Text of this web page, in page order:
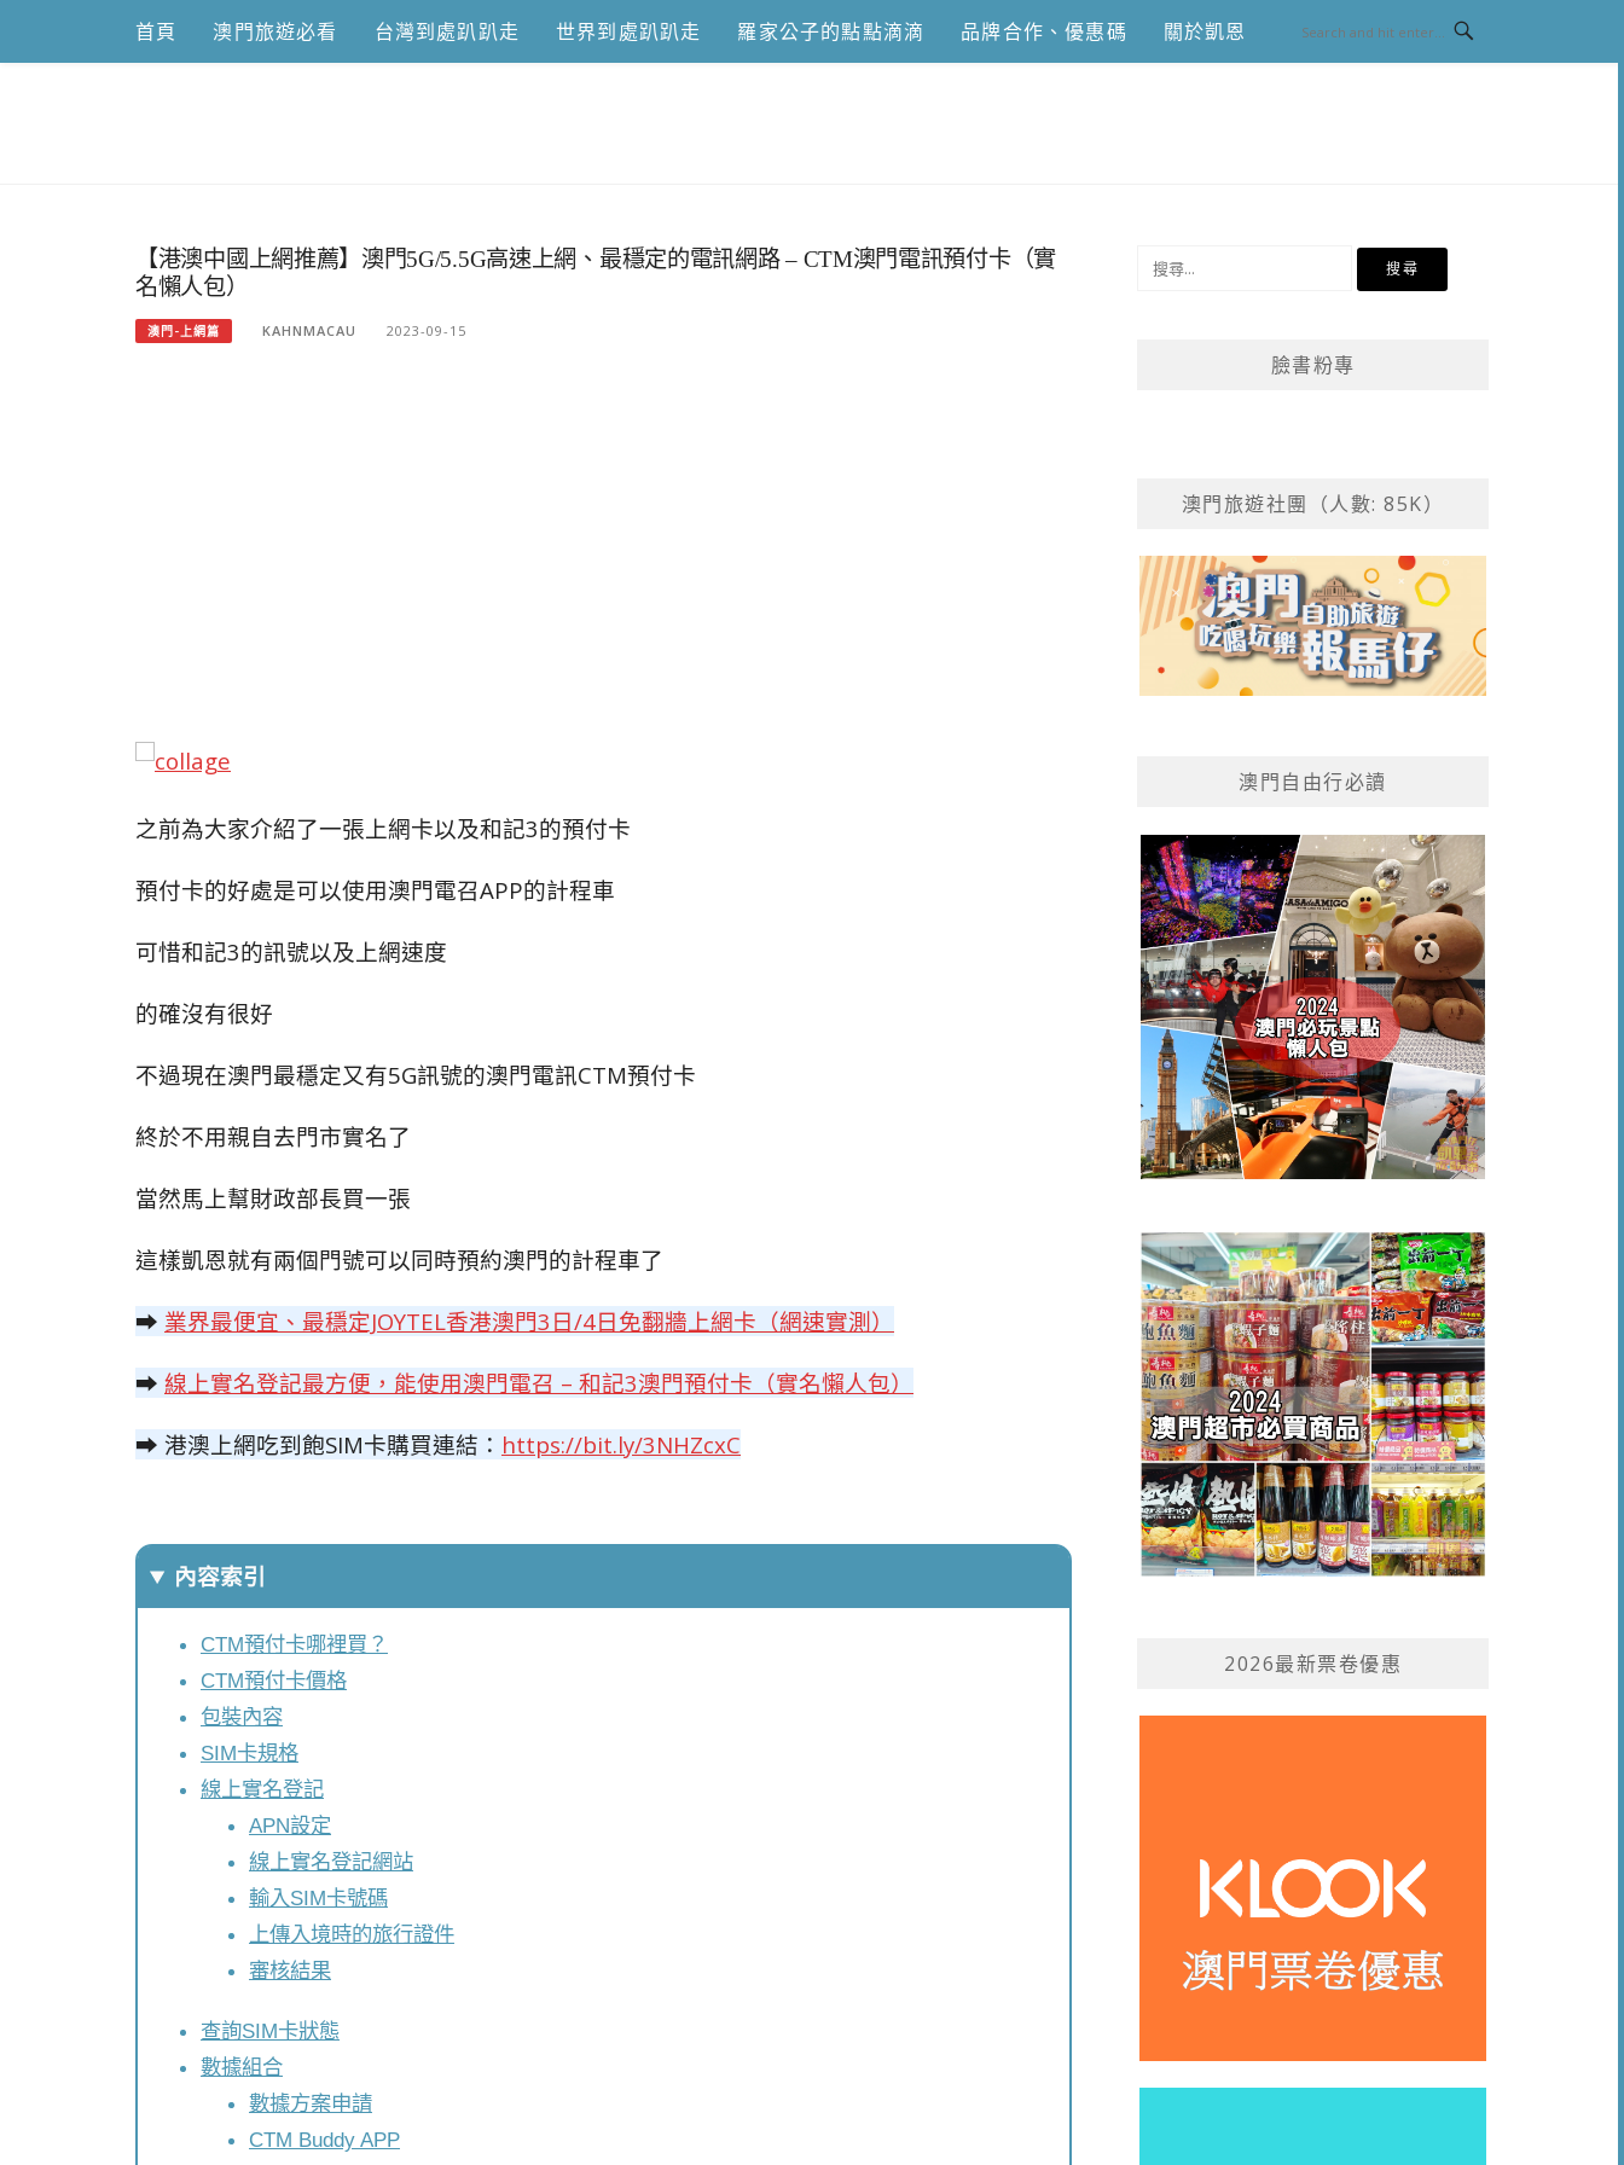
content
首頁 澳門旅遊必看 台灣到處趴趴走 世界到處趴趴走 羅家公子的點點滴滴 品牌合作、優惠碼 關於凱恩
【港澳中國上網推薦】澳門5G/5.5G高速上網、最穩定的電訊網路 – CTM澳門電訊預付卡（實
名懶人包）
澳門-上網篇 KAHNMACAU 2023-09-15
之前為大家介紹了一張上網卡以及和記3的預付卡
預付卡的好處是可以使用澳門電召APP的計程車
可惜和記3的訊號以及上網速度
的確沒有很好
不過現在澳門最穩定又有5G訊號的澳門電訊CTM預付卡
終於不用親自去門市實名了
當然馬上幫財政部長買一張
這樣凱恩就有兩個門號可以同時預約澳門的計程車了
➡ 業界最便宜、最穩定JOYTEL香港澳門3日/4日免翻牆上網卡（網速實測）
➡ 線上實名登記最方便，能使用澳門電召 – 和記3澳門預付卡（實名懶人包）
➡ 港澳上網吃到飽SIM卡購買連結： https://bit.ly/3NHZcxC
內容索引
CTM預付卡哪裡買？
CTM預付卡價格
包裝內容
SIM卡規格
線上實名登記
APN設定
線上實名登記網站
輸入SIM卡號碼
上傳入境時的旅行證件
審核結果
查詢SIM卡狀態
數據組合
數據方案申請
CTM Buddy APP
臉書粉專
澳門旅遊社團（人數: 85K）
澳門自由行必讀
2026最新票卷優惠